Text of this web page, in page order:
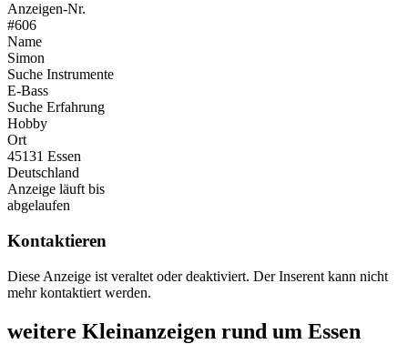
Anzeigen-Nr.
#606
Name
Simon
Suche Instrumente
E-Bass
Suche Erfahrung
Hobby
Ort
45131 Essen
Deutschland
Anzeige läuft bis
abgelaufen
Kontaktieren
Diese Anzeige ist veraltet oder deaktiviert. Der Inserent kann nicht
mehr kontaktiert werden.
weitere Kleinanzeigen rund um Essen